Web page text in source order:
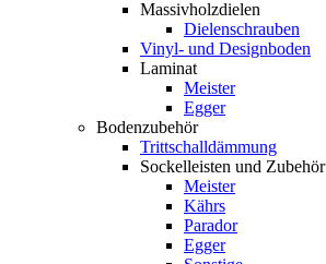
Massivholzdielen
Dielenschrauben
Vinyl- und Designboden
Laminat
Meister
Egger
Bodenzubehör
Trittschalldämmung
Sockelleisten und Zubehör
Meister
Kährs
Parador
Egger